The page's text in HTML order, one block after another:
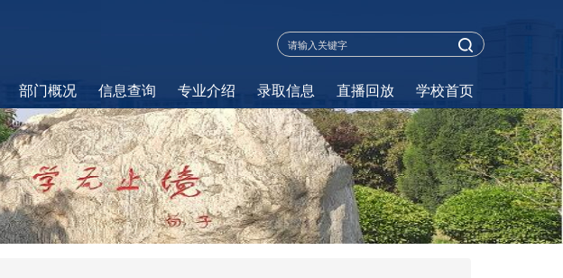
部门概况 信息查询 专业介绍 录取信息 直播回放 学校首页